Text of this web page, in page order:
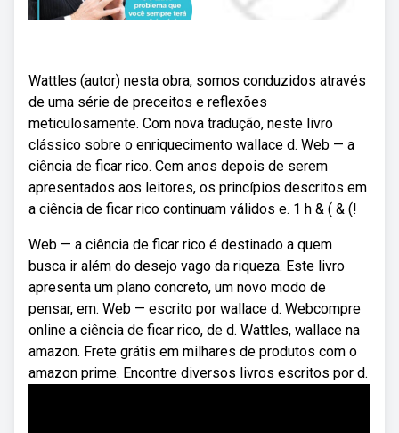
Wattles (autor) nesta obra, somos conduzidos através
de uma série de preceitos e reflexões
meticulosamente. Com nova tradução, neste livro
clássico sobre o enriquecimento wallace d. Web — a
ciência de ficar rico. Cem anos depois de serem
apresentados aos leitores, os princípios descritos em
a ciência de ficar rico continuam válidos e. 1 h & ( & (!
Web — a ciência de ficar rico é destinado a quem
busca ir além do desejo vago da riqueza. Este livro
apresenta um plano concreto, um novo modo de
pensar, em. Web — escrito por wallace d. Webcompre
online a ciência de ficar rico, de d. Wattles, wallace na
amazon. Frete grátis em milhares de produtos com o
amazon prime. Encontre diversos livros escritos por d.